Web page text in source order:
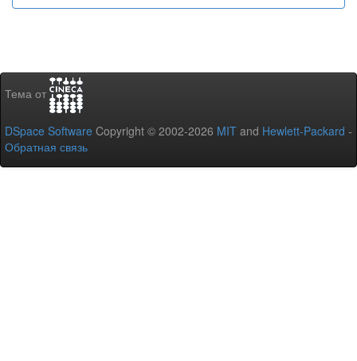
Тема от
DSpace Software Copyright © 2002-2026 MIT and Hewlett-Packard -
Обратная связь